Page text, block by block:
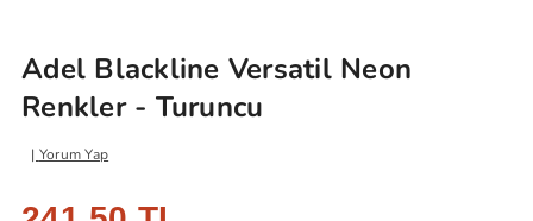
Adel Blackline Versatil Neon
Renkler - Turuncu
Yorum Yap